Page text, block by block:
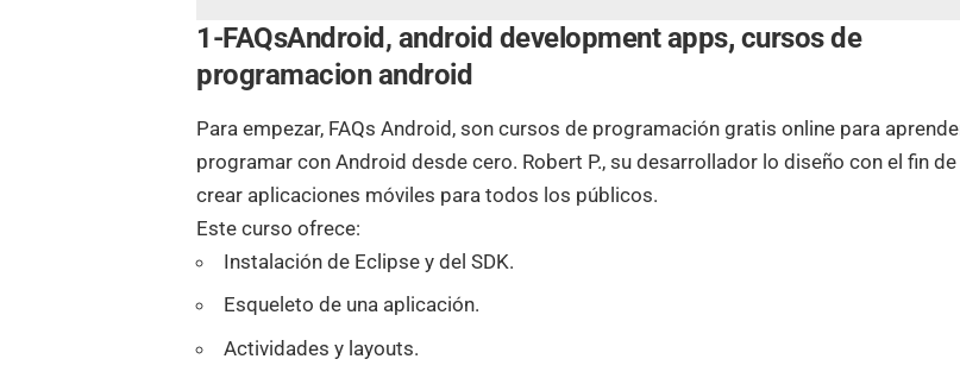
1-FAQsAndroid, android development apps, cursos de
programacion android
Para empezar, FAQs Android, son cursos de programación gratis online para
programar con Android desde cero. Robert P., su desarrollador lo diseño con el fin
crear aplicaciones móviles para todos los públicos.
Este curso ofrece:
Instalación de Eclipse y del SDK.
Esqueleto de una aplicación.
Actividades y layouts.